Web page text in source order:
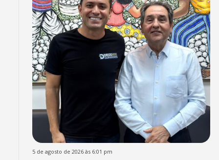
5 de agosto de 2026 às 6:01 pm